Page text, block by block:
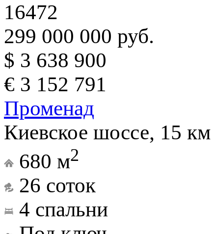
16472
299 000 000 руб.
$ 3 638 900
€ 3 152 791
Променад
Киевское шоссе, 15 км
680 м2
26 соток
4 спальни